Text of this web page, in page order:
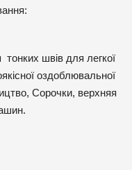
швів для легкої
оздоблювальної
Сорочки, верхняя